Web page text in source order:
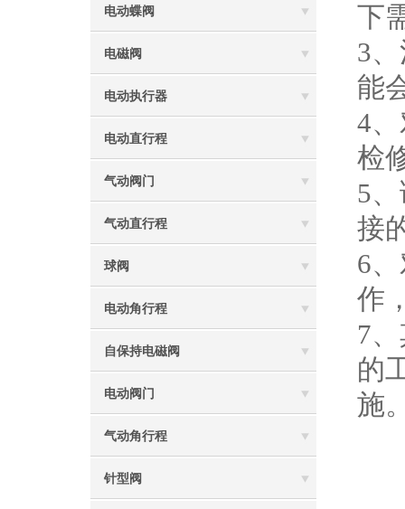
电动蝶阀
电磁阀
电动执行器
电动直行程
气动阀门
气动直行程
球阀
电动角行程
自保持电磁阀
电动阀门
气动角行程
针型阀
下
3
能
4
检
5
接
6
作
7
的
施